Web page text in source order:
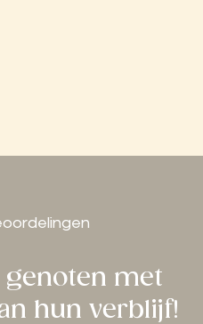
genoten met
hun verblijf!